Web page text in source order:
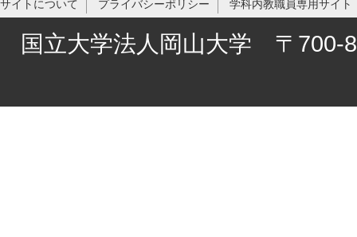
サイトについて プライバシーポリシー 学科内教職員専用サイト
国立大学法人岡山大学 〒700-